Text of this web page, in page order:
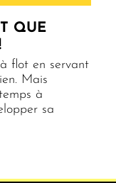
QUE
flot en servant
Mais
à
sa